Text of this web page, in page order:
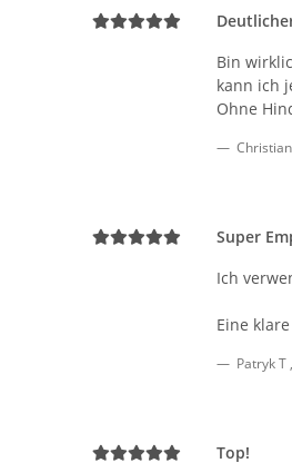
Bin
kann ich
Ohne
Super
Ich
Eine
Patryk T ,
Top!